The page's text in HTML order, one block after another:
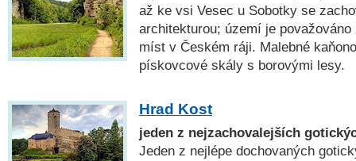
až ke vsi Vesec u Sobotky se
architekturou; území je
míst v Českém ráji. Malebné
pískovcové skály s borovými lesy.
Hrad Kost
jeden z nejzachovalejších
Jeden z nejlépe dochovaných